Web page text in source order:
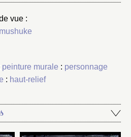
vue :
peinture murale : personnage
: haut-relief